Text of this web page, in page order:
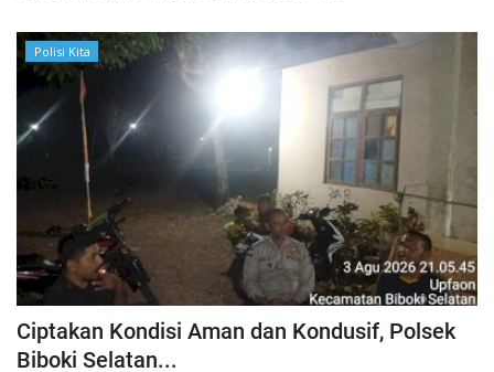
Polisi Kita
Ciptakan Kondisi Aman dan Kondusif, Polsek
Biboki Selatan...